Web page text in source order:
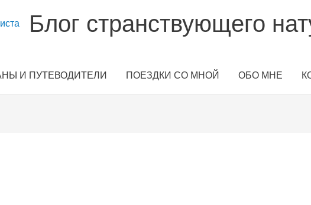
Блог странствующего
И ПУТЕВОДИТЕЛИ ПОЕЗДКИ СО МНОЙ ОБО МНЕ